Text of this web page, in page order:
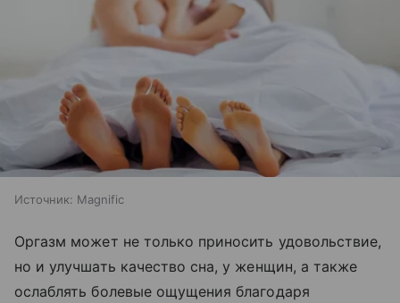
Источник: Magnific
Оргазм может не только приносить удовольствие,
но и улучшать качество сна, у женщин, а также
ослаблять болевые ощущения благодаря